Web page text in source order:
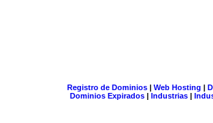
Registro de Dominios| Web Hosting |
Dominios Expirados | Industrias |